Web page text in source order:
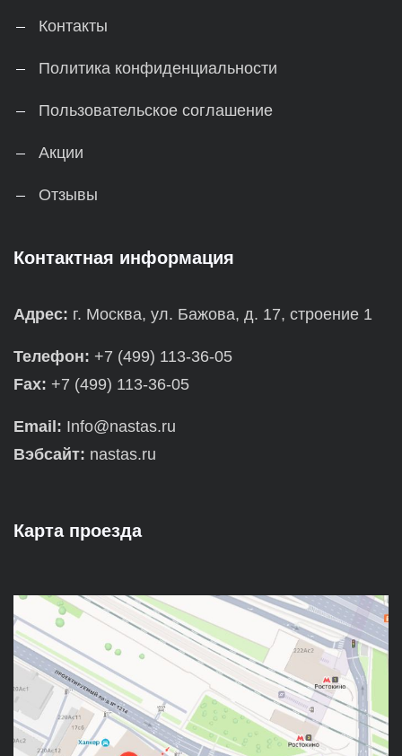
Контакты
Политика конфиденциальности
Пользовательское соглашение
Акции
Отзывы
Контактная информация
Адрес: г. Москва, ул. Бажова, д. 17, строение 1
Телефон: +7 (499) 113-36-05
Fax: +7 (499) 113-36-05
Email: Info@nastas.ru
Вэбсайт: nastas.ru
Карта проезда